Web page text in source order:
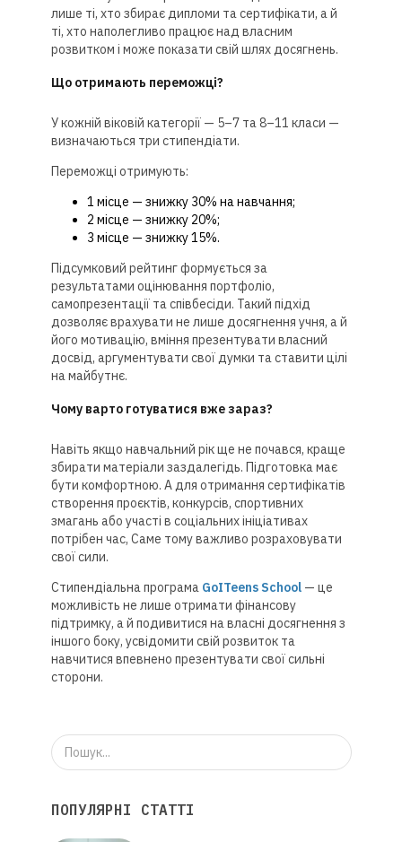
лише ті, хто збирає дипломи та сертифікати, а й
ті, хто наполегливо працює над власним
розвитком і може показати свій шлях досягнень.
Що отримають переможці?
У кожній віковій категорії — 5–7 та 8–11 класи —
визначаються три стипендіати.
Переможці отримують:
1 місце — знижку 30% на навчання;
2 місце — знижку 20%;
3 місце — знижку 15%.
Підсумковий рейтинг формується за
результатами оцінювання портфоліо,
самопрезентації та співбесіди. Такий підхід
дозволяє врахувати не лише досягнення учня, а й
його мотивацію, вміння презентувати власний
досвід, аргументувати свої думки та ставити цілі
на майбутнє.
Чому варто готуватися вже зараз?
Навіть якщо навчальний рік ще не почався, краще
збирати матеріали заздалегідь. Підготовка має
бути комфортною. А для отримання сертифікатів
створення проєктів, конкурсів, спортивних
змагань або участі в соціальних ініціативах
потрібен час, Саме тому важливо розраховувати
свої сили.
Стипендіальна програма GoITeens School — це
можливість не лише отримати фінансову
підтримку, а й подивитися на власні досягнення з
іншого боку, усвідомити свій розвиток та
навчитися впевнено презентувати свої сильні
сторони.
ПОПУЛЯРНІ СТАТТІ